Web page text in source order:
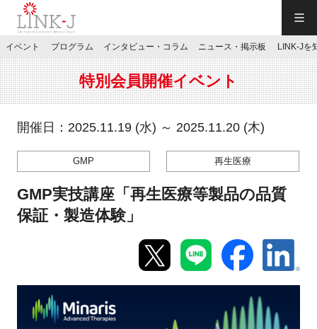
JP／EN
特別会員専用メニュー
施設ご予約
マイページ
イベント プログラム インタビュー・コラム ニュース・掲示板 LINK-Jを
特別会員開催イベント
開催日：2025.11.19 (水) ～ 2025.11.20 (木)
GMP 再生医療
GMP実技講座「再生医療等製品の品質
保証・製造体験」